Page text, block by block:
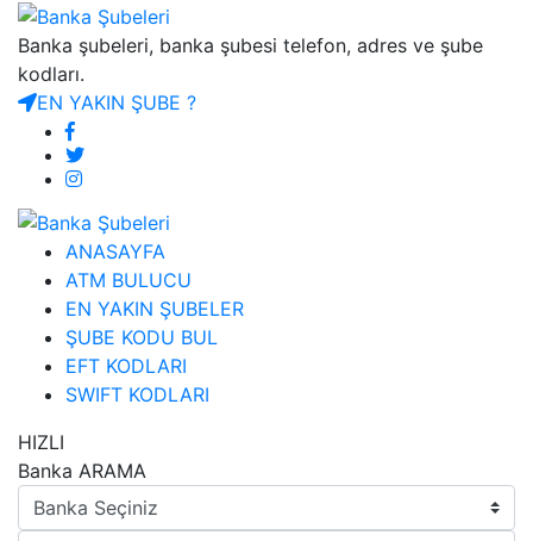
Banka şubeleri, banka şubesi telefon, adres ve şube
kodları.
EN YAKIN ŞUBE ?
ANASAYFA
ATM BULUCU
EN YAKIN ŞUBELER
ŞUBE KODU BUL
EFT KODLARI
SWIFT KODLARI
HIZLI
Banka ARAMA